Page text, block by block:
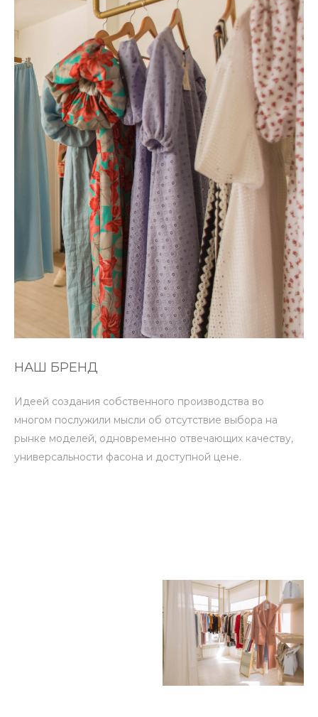
НАШ БРЕНД
Идеей создания собственного производства во
многом послужили мысли об отсутствие выбора на
рынке моделей, одновременно отвечающих качеству,
универсальности фасона и доступной цене.